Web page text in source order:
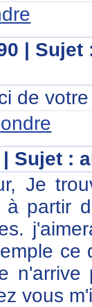
|
de
| Sujet :
Je
à partir
ce
n'arrive
vous